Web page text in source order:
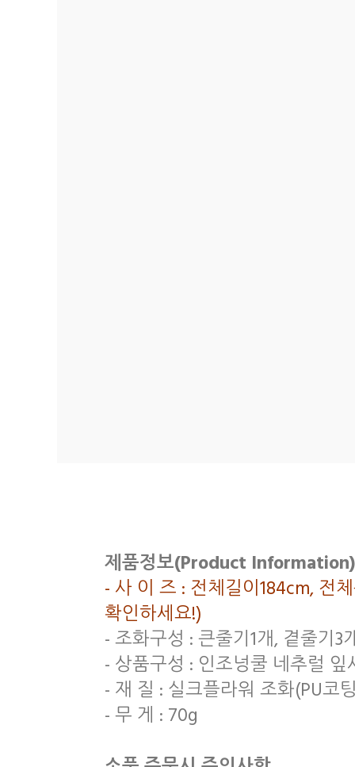
제품정보(Product Information)
- 사 이 즈 : 전체길이184cm, 전
확인하세요!)
- 조화구성 : 큰줄기1개, 곁줄기
- 상품구성 : 인조넝쿨 네추럴
- 재 질 : 실크플라워 조화(PU코
- 무 게 : 70g